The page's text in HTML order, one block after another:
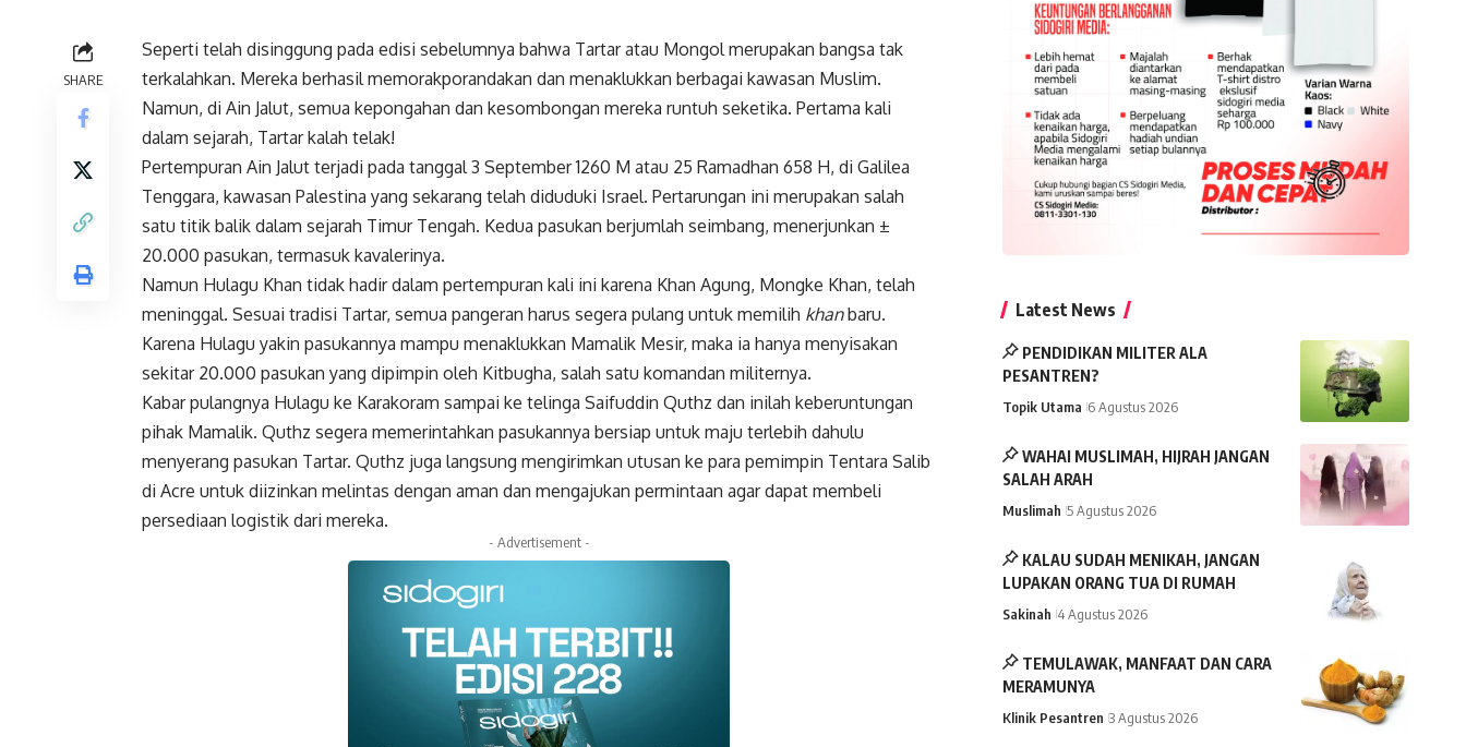
SHARE
Seperti telah disinggung pada edisi sebelumnya bahwa Tartaratau Mongol merupakan bangsa tak
terkalahkan. Mereka berhasil memorakporandakan dan menaklukkan berbagai kawasan Muslim.
Namun, di Ain Jalut, semua kepongahan dan kesombongan mereka runtuh seketika. Pertama kali
dalam sejarah, Tartar kalah telak!
Pertempuran Ain Jalut terjadi pada tanggal 3 September 1260 M atau 25 Ramadhan 658 H, di Galilea
Tenggara, kawasan Palestina yang sekarang telah diduduki Israel. Pertarungan ini merupakan salah
satu titik balik dalam sejarah Timur Tengah. Kedua pasukan berjumlah seimbang, menerjunkan ±
20.000 pasukan, termasuk kavalerinya.
Namun Hulagu Khan tidak hadir dalam pertempuran kali ini karena Khan Agung, Mongke Khan, telah
meninggal. Sesuai tradisi Tartar, semua pangeran harus segera pulang untuk memilih khanbaru.
Karena Hulagu yakin pasukannya mampu menaklukkan Mamalik Mesir, maka ia hanya menyisakan
sekitar 20.000 pasukan yang dipimpin oleh Kitbugha, salah satu komandan militernya.
Kabar pulangnya Hulagu ke Karakoram sampai ke telinga Saifuddin Quthz dan inilah keberuntungan
pihak Mamalik. Quthz segera memerintahkan pasukannya bersiap untuk maju terlebih dahulu
menyerang pasukan Tartar. Quthz juga langsung mengirimkan utusan ke para pemimpin Tentara Salib
di Acre untuk diizinkan melintas dengan aman dan mengajukan permintaan agar dapat membeli
persediaan logistik dari mereka.
- Advertisement -
Facebook
Gmail
Latest News
PENDIDIKAN MILITER ALA
PESANTREN?
Topik Utama 6 Agustus 2026
WAHAI MUSLIMAH, HIJRAH JANGAN
SALAH ARAH
Muslimah 5 Agustus 2026
KALAU SUDAH MENIKAH, JANGAN
LUPAKAN ORANG TUA DI RUMAH
Sakinah 4 Agustus 2026
TEMULAWAK, MANFAAT DAN CARA
MERAMUNYA
Klinik Pesantren 3 Agustus 2026